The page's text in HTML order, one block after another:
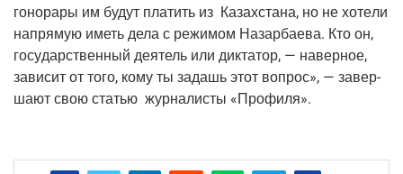
гоно­ра­ры им будут пла­тить из Казах­ста­на, но не хоте­ли
напря­мую иметь дела с режи­мом Назар­ба­е­ва. Кто он,
госу­дар­ствен­ный дея­тель или дик­та­тор, — навер­ное,
зави­сит от того, кому ты задашь этот вопрос», — завер­
ша­ют свою ста­тью жур­на­ли­сты «Про­фи­ля».